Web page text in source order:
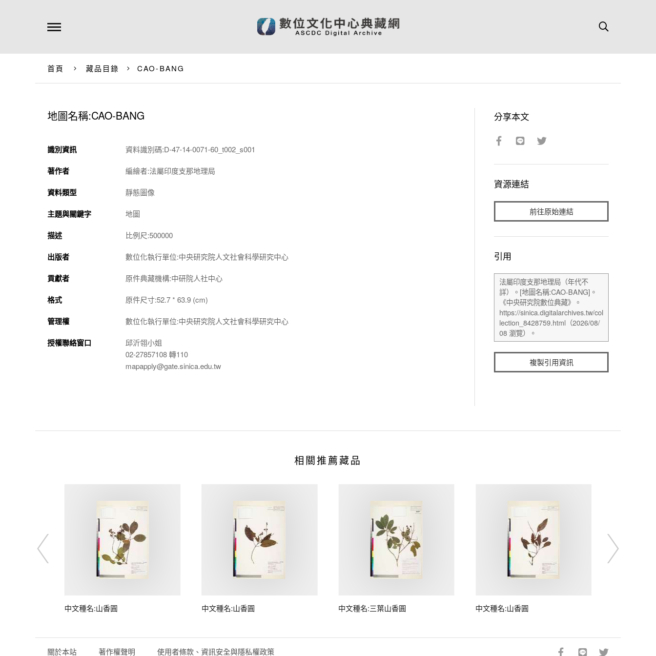
首頁 藏品目錄 CAO-BANG
地圖名稱:CAO-BANG
識別資訊 資料識別碼:D-47-14-0071-60_t002_s001
著作者 編繪者:法屬印度支那地理局
資料類型 靜態圖像
主題與關鍵字 地圖
描述 比例尺:500000
出版者 數位化執行單位:中央研究院人文社會科學研究中心
貢獻者 原件典藏機構:中研院人社中心
格式 原件尺寸:52.7 * 63.9 (cm)
管理權 數位化執行單位:中央研究院人文社會科學研究中心
授權聯絡窗口
邱沂翎小姐
02-27857108 轉110
mapapply@gate.sinica.edu.tw
分享本文
資源連結
前往原始連結
引用
複製引用資訊
相關推薦藏品
中文種名:山香圓 中文種名:山香圓 中文種名:三葉山香圓 中文種名:山香圓
關於本站 著作權聲明 使用者條款、資訊安全與隱私權政策